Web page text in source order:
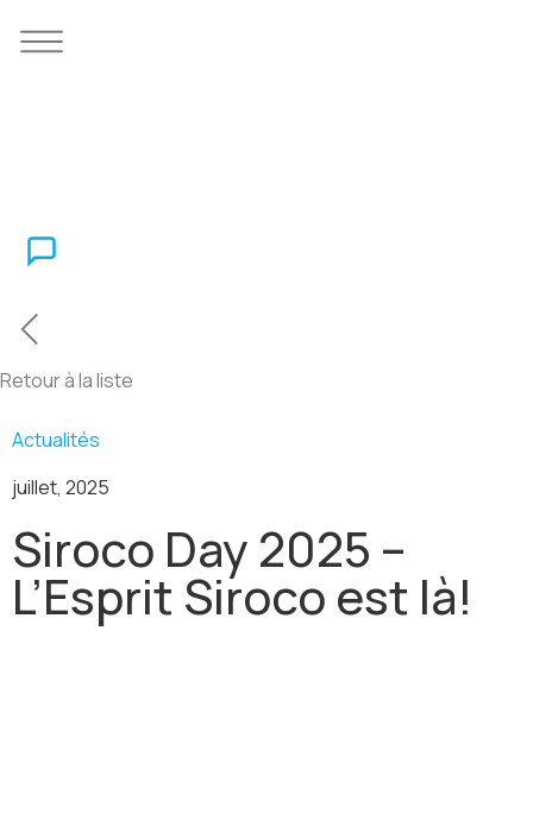
Retour à la liste
Actualités
juillet, 2025
Siroco Day 2025 –
L’Esprit Siroco est là!